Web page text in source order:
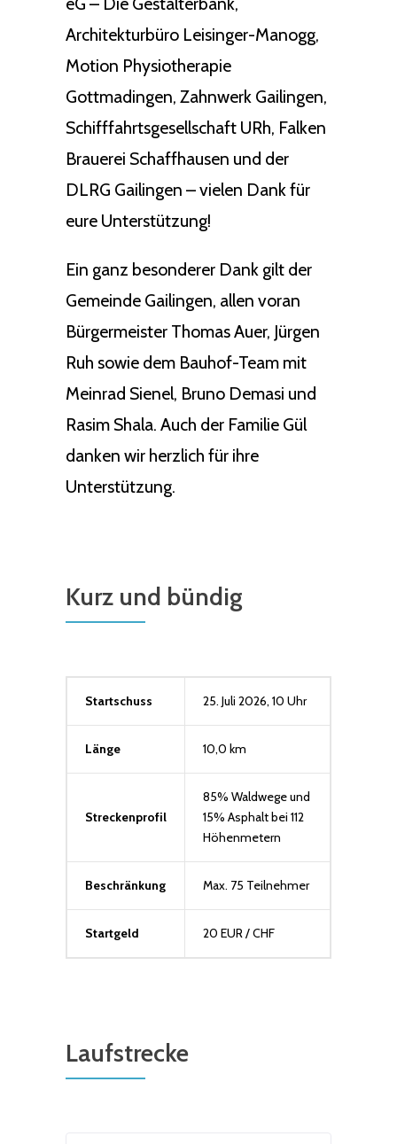
Architekturbüro Leisinger-Manogg,
Motion Physiotherapie
Gottmadingen, Zahnwerk Gailingen,
Schifffahrtsgesellschaft URh, Falken
Brauerei Schaffhausen und der
DLRG Gailingen – vielen Dank für
eure Unterstützung!
Ein ganz besonderer Dank gilt der
Gemeinde Gailingen, allen voran
Bürgermeister Thomas Auer, Jürgen
Ruh sowie dem Bauhof-Team mit
Meinrad Sienel, Bruno Demasi und
Rasim Shala. Auch der Familie Gül
danken wir herzlich für ihre
Unterstützung.
Kurz und bündig
Startschuss 25. Juli 2026, 10 Uhr
Länge 10,0 km
Streckenprofil
85% Waldwege und
15% Asphalt bei 112
Höhenmetern
Beschränkung Max. 75 Teilnehmer
Startgeld 20 EUR / CHF
Laufstrecke